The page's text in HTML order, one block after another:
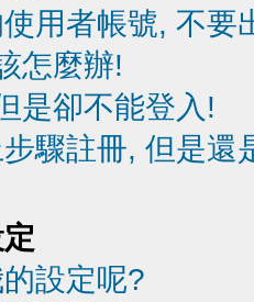
用者帳號, 不要
怎麼辦!
是卻不能登入!
驟註冊, 但是還
設定呢?